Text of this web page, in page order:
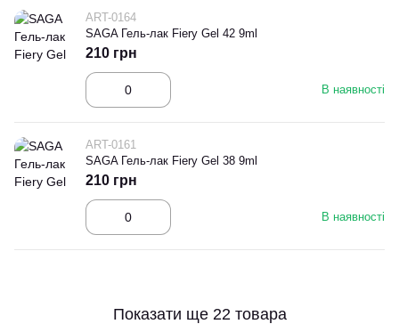
ART-0164
SAGA Гель-лак Fiery Gel 42 9ml
В наявності
210 грн
ART-0161
SAGA Гель-лак Fiery Gel 38 9ml
В наявності
210 грн
Показати ще 22 товара